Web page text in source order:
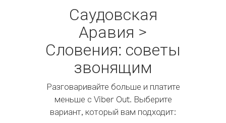
Саудовская
Аравия >
Словения: советы
звонящим
Разговаривайте больше и платите
меньше с Viber Out. Выберите
вариант, который вам подходит: